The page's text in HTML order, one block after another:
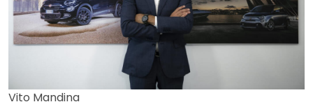
Vito Mandina